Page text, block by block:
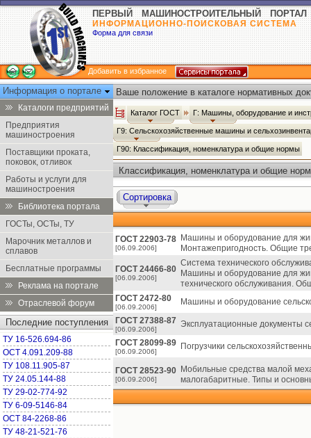
ПЕРВЫЙ МАШИНОСТРОИТЕЛЬНЫЙ ПОРТАЛ
ИНФОРМАЦИОННО-ПОИСКОВАЯ СИСТЕМА
Форма для связи
Добавить в избранное
Информация о портале
Каталоги предприятий
Предприятия
машиностроения
Поставщики проката,
поковок, отливок
Работы и услуги для
машиностроения
Библиотека портала
ГОСТы, ОСТы, ТУ
Марочник металлов и
сплавов
Бесплатные программы
Реклама на портале
Отраслевой форум
Последние поступления
ТУ 16-526.694-86
ОСТ 4.091.209-88
ТУ 108.11.905-87
ТУ 24.05.144-88
ТУ 29-02-774-92
ТУ 6-09-5146-84
ОСТ 84-2268-86
ТУ 48-21-521-76
Ваше положение в каталоге нормативных
Каталог ГОСТ Г: Машины, оборудование и
Г9: Сельскохозяйственные машины и
Г90: Классификация, номенклатура и общие нормы
Классификация, номенклатура и общие
Сортировка
ГОСТ 22903-78
[06.09.2006]
Машины и оборудование для
Монтажепригодность. Общие
ГОСТ 24466-80
[06.09.2006]
Система технического
Машины и оборудование для
технического обслуживания.
ГОСТ 2472-80
[06.09.2006]
Машины и оборудование
ГОСТ 27388-87
[06.09.2006]
Эксплуатационные документы
ГОСТ 28099-89
[06.09.2006]
Погрузчики
ГОСТ 28523-90
[06.09.2006]
Мобильные средства малой
малогабаритные. Типы и